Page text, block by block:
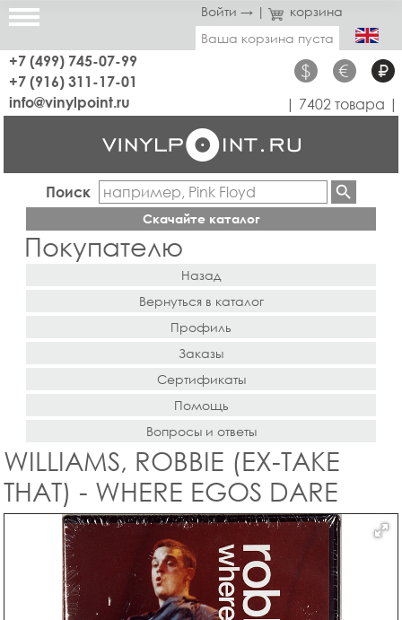
Войти → |
корзина
Ваша корзина пуста
+7 (499) 745-07-99
+7 (916) 311-17-01
$ € ₽
info@vinylpoint.ru | 7402 товара |
Поиск
Скачайте каталог
Покупателю
Назад
Вернуться в каталог
Профиль
Заказы
Сертификаты
Помощь
Вопросы и ответы
WILLIAMS, ROBBIE (EX-TAKE
THAT) - WHERE EGOS DARE